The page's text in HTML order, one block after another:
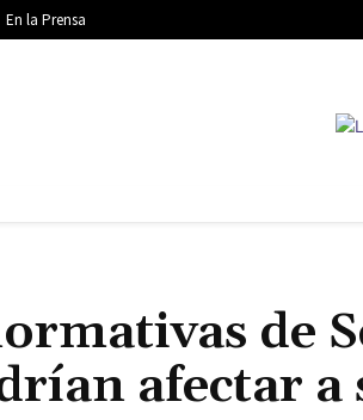
En la Prensa
de
afectar a